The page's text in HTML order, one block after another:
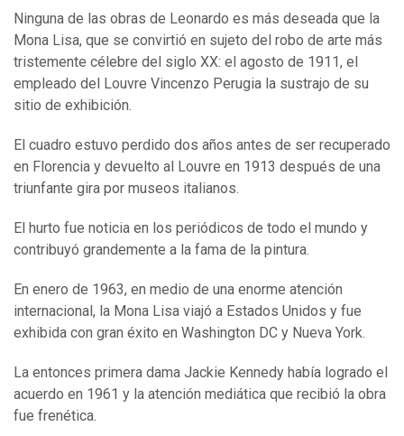
Ninguna de las obras de Leonardo es más deseada que la
Mona Lisa, que se convirtió en sujeto del robo de arte más
tristemente célebre del siglo XX: el agosto de 1911, el
empleado del Louvre Vincenzo Perugia la sustrajo de su
sitio de exhibición.
El cuadro estuvo perdido dos años antes de ser recuperado
en Florencia y devuelto al Louvre en 1913 después de una
triunfante gira por museos italianos.
El hurto fue noticia en los periódicos de todo el mundo y
contribuyó grandemente a la fama de la pintura.
En enero de 1963, en medio de una enorme atención
internacional, la Mona Lisa viajó a Estados Unidos y fue
exhibida con gran éxito en Washington DC y Nueva York.
La entonces primera dama Jackie Kennedy había logrado el
acuerdo en 1961 y la atención mediática que recibió la obra
fue frenética.